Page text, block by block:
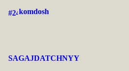
komdosh
SAGAJDATCHNYY